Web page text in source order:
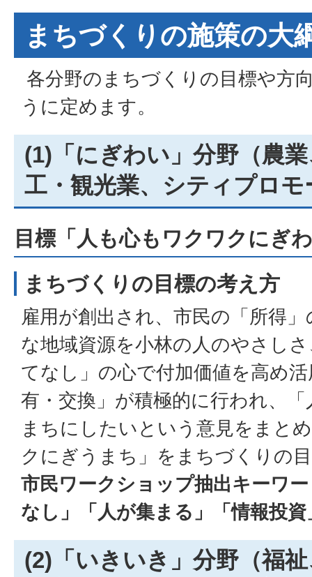
まちづくりの施策の大
各分野のまちづくりの目標や方
うに定めます。
(1)「にぎわい」分野（農
工・観光業、シティプロ
目標「人も心もワクワクにぎ
まちづくりの目標の考え方
雇用が創出され、市民の「所得
な地域資源を小林の人のやさし
てなし」の心で付加価値を高め
有・交換」が積極的に行われ、
まちにしたいという意見をまと
クにぎうまち」をまちづくりの
市民ワークショップ抽出キーワ
なし」「人が集まる」「情報投資
(2)「いきいき」分野（福